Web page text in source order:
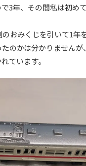
3年、その間私は初め
おみくじを引いて1年
のかは分かりませんが
ています。